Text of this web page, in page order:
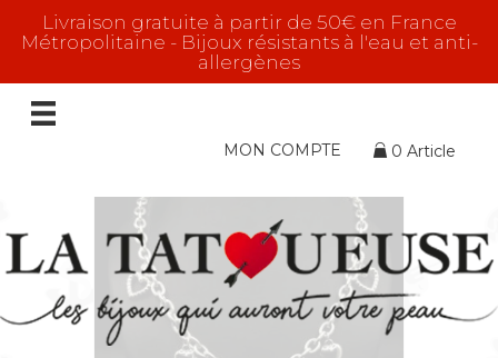
Livraison gratuite à partir de 50€ en France
Métropolitaine - Bijoux résistants à l'eau et anti-
allergènes
MON COMPTE 0 Article
Affichage de 1–16 sur 139 résultats